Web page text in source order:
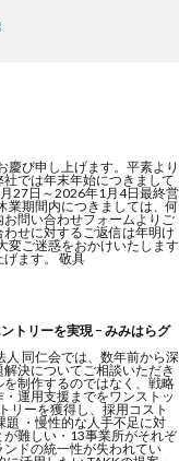
慶び申し上げます。平素より
では年末年始につきまして
27日～2026年1月4日最終営
業期間内につきましては、何
問い合わせフォームよりご
せに対するご返信は年明け
変ご迷惑をおかけいたします
ます。 敬具
トリーを実現 − みみはらグ
人 同仁会では、数年前から深
決についてご相談いただき
制作するのではなく、戦略
運用支援までをワンストッ
リーを獲得し、採用コスト
題 ・慢性的な人手不足に対
難しい・13事業所がそれぞ
ドの統一性が失われてい